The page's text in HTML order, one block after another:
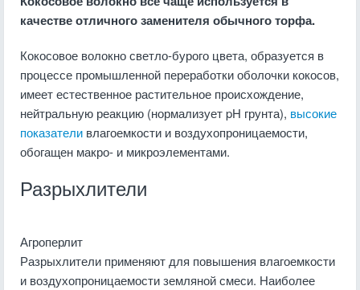
качестве отличного заменителя обычного торфа.
Кокосовое волокно светло-бурого цвета, образуется в
процессе промышленной переработки оболочки кокосов,
имеет естественное растительное происхождение,
нейтральную реакцию (нормализует pH грунта), высокие
показатели влагоемкости и воздухопроницаемости,
обогащен макро- и микроэлементами.
Разрыхлители
Агроперлит
Разрыхлители применяют для повышения влагоемкости
и воздухопроницаемости земляной смеси. Наиболее